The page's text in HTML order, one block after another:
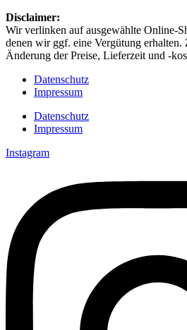
Disclaimer: ​
Wir verlinken auf ausgewählte Online-
denen wir ggf. eine Vergütung erhalten.
Änderung der Preise, Lieferzeit und -
Datenschutz
Impressum
Datenschutz
Impressum
Instagram